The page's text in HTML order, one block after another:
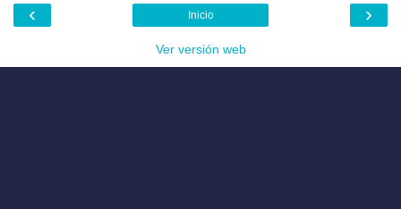
‹ ›
Inicio
Ver versión web